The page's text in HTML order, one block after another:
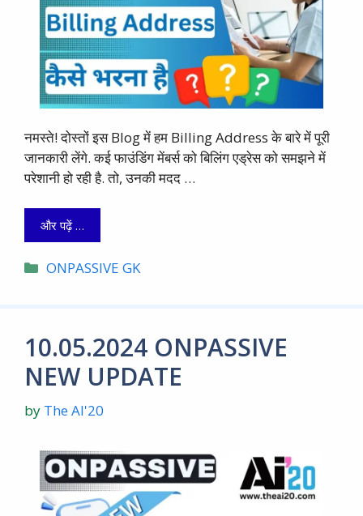
नमस्ते! दोस्तों इस Blog में हम Billing Address के बारे में पूरी
जानकारी लेंगे. कई फाउंडिंग मेंबर्स को बिलिंग एड्रेस को समझने में
परेशानी हो रही है. तो, उनकी मदद …
और पढ़ें …
Categories
ONPASSIVE GK
10.05.2024 ONPASSIVE
NEW UPDATE
by The AI'20